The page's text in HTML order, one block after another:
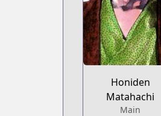
Honiden
Matahachi
Main